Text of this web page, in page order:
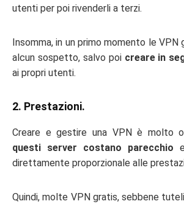
utenti per poi rivenderli a terzi.
Insomma, in un primo momento le
alcun sospetto, salvo poi creare in
ai propri utenti.
2. Prestazioni.
Creare e gestire una VPN è molto
questi server costano parecchio
direttamente proporzionale alle
Quindi, molte VPN gratis, sebbene